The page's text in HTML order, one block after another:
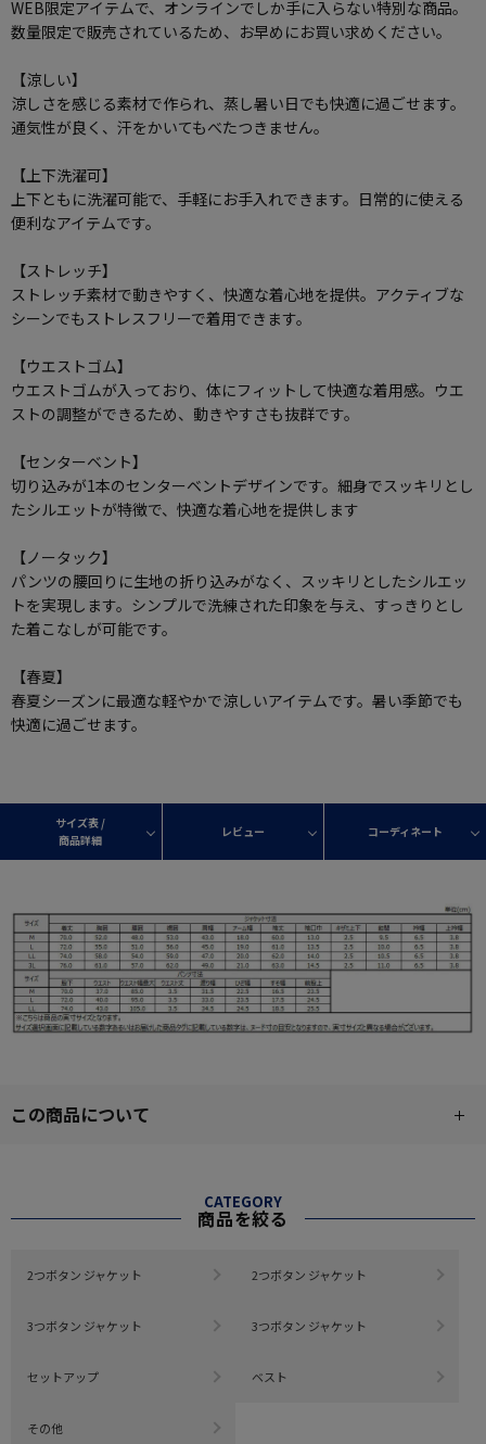
WEB限定アイテムで、オンラインでしか手に入らない特別な商品。
数量限定で販売されているため、お早めにお買い求めください。
【涼しい】
涼しさを感じる素材で作られ、蒸し暑い日でも快適に過ごせます。
通気性が良く、汗をかいてもべたつきません。
【上下洗濯可】
上下ともに洗濯可能で、手軽にお手入れできます。日常的に使える
便利なアイテムです。
【ストレッチ】
ストレッチ素材で動きやすく、快適な着心地を提供。アクティブな
シーンでもストレスフリーで着用できます。
【ウエストゴム】
ウエストゴムが入っており、体にフィットして快適な着用感。ウエ
ストの調整ができるため、動きやすさも抜群です。
【センターベント】
切り込みが1本のセンターベントデザインです。細身でスッキリとし
たシルエットが特徴で、快適な着心地を提供します
【ノータック】
パンツの腰回りに生地の折り込みがなく、スッキリとしたシルエッ
トを実現します。シンプルで洗練された印象を与え、すっきりとし
た着こなしが可能です。
【春夏】
春夏シーズンに最適な軽やかで涼しいアイテムです。暑い季節でも
快適に過ごせます。
サイズ表 /
商品詳細
レビュー コーディネート
この商品について
CATEGORY
商品を絞る
2つボタン ジャケット 2つボタン ジャケット
3つボタン ジャケット 3つボタン ジャケット
セットアップ ベスト
その他